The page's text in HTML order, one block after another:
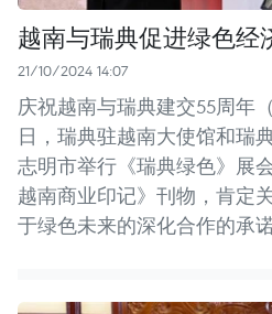
越南与瑞典促进绿色经
21/10/2024 14:07
庆祝越南与瑞典建交55周年
日，瑞典驻越南大使馆和瑞
志明市举行《瑞典绿色》展
越南商业印记》刊物，肯定
于绿色未来的深化合作的承诺